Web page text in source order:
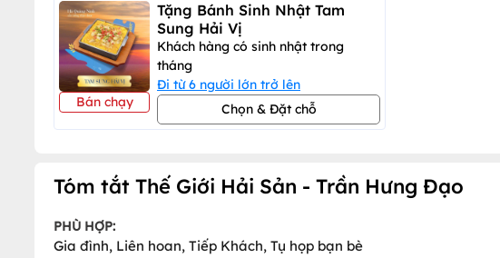
Bán chạy
Tặng Bánh Sinh Nhật Tam
Sung Hải Vị
Khách hàng có sinh nhật trong
tháng
Đi từ 6 người lớn trở lên
Chọn & Đặt chỗ
Tóm tắt Thế Giới Hải Sản - Trần Hưng Đạo
PHÙ HỢP:
Gia đình, Liên hoan, Tiếp Khách, Tụ họp bạn bè